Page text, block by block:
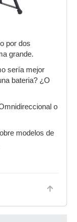
por dos
grande.
sería mejor
bateria? ¿O
o
modelos de